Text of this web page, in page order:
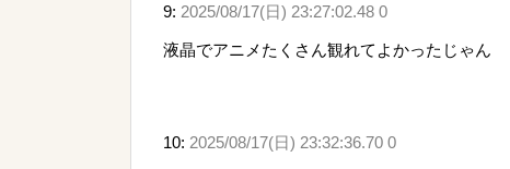
9: 2025/08/17(日) 23:27:02.48 0
液晶でアニメたくさん観れてよかったじゃん
10: 2025/08/17(日) 23:32:36.70 0